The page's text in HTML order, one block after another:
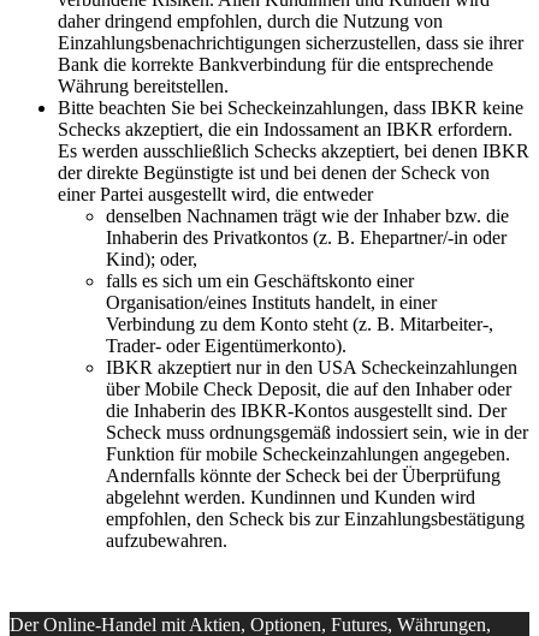
daher dringend empfohlen, durch die Nutzung von
Einzahlungsbenachrichtigungen sicherzustellen, dass sie ihrer
Bank die korrekte Bankverbindung für die entsprechende
Währung bereitstellen.
Bitte beachten Sie bei Scheckeinzahlungen, dass IBKR keine
Schecks akzeptiert, die ein Indossament an IBKR erfordern.
Es werden ausschließlich Schecks akzeptiert, bei denen IBKR
der direkte Begünstigte ist und bei denen der Scheck von
einer Partei ausgestellt wird, die entweder
denselben Nachnamen trägt wie der Inhaber bzw. die
Inhaberin des Privatkontos (z. B. Ehepartner/-in oder
Kind); oder,
falls es sich um ein Geschäftskonto einer
Organisation/eines Instituts handelt, in einer
Verbindung zu dem Konto steht (z. B. Mitarbeiter-,
Trader- oder Eigentümerkonto).
IBKR akzeptiert nur in den USA Scheckeinzahlungen
über Mobile Check Deposit, die auf den Inhaber oder
die Inhaberin des IBKR-Kontos ausgestellt sind. Der
Scheck muss ordnungsgemäß indossiert sein, wie in der
Funktion für mobile Scheckeinzahlungen angegeben.
Andernfalls könnte der Scheck bei der Überprüfung
abgelehnt werden. Kundinnen und Kunden wird
empfohlen, den Scheck bis zur Einzahlungsbestätigung
aufzubewahren.
Der Online-Handel mit Aktien, Optionen, Futures, Währungen,